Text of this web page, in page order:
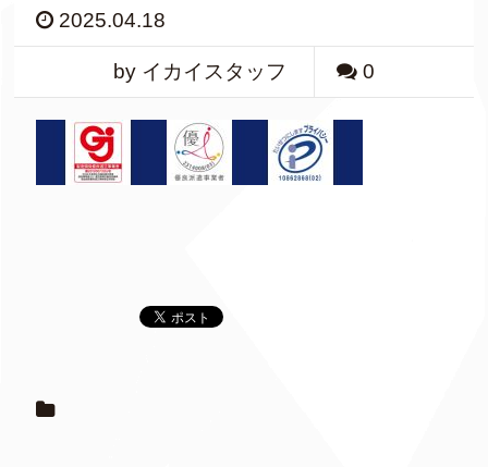
2025.04.18
by イカイスタッフ 0